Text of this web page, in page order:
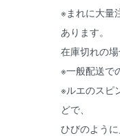
※まれに大量
あります。
在庫切れの場
※一般配送で
※ルエのスピ
どで、
ひびのよう